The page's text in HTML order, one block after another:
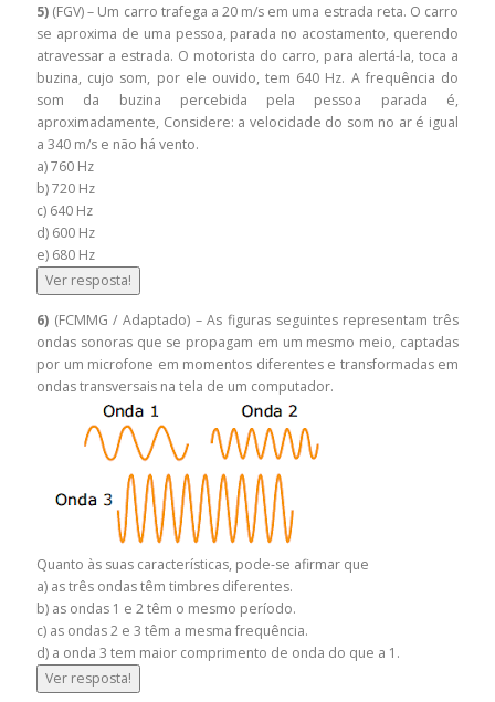
5) (FGV) – Um carro trafega a 20 m/s em uma estrada reta. O carro
se aproxima de uma pessoa, parada no acostamento, querendo
atravessar a estrada. O motorista do carro, para alertá-la, toca a
buzina, cujo som, por ele ouvido, tem 640 Hz. A frequência do
som da buzina percebida pela pessoa parada é,
aproximadamente, Considere: a velocidade do som no ar é igual
a 340 m/s e não há vento.
a) 760 Hz
b) 720 Hz
c) 640 Hz
d) 600 Hz
e) 680 Hz
Ver resposta!
6) (FCMMG / Adaptado) – As figuras seguintes representam três
ondas sonoras que se propagam em um mesmo meio, captadas
por um microfone em momentos diferentes e transformadas em
ondas transversais na tela de um computador.
Quanto às suas características, pode-se afirmar que
a) as três ondas têm timbres diferentes.
b) as ondas 1 e 2 têm o mesmo período.
c) as ondas 2 e 3 têm a mesma frequência.
d) a onda 3 tem maior comprimento de onda do que a 1.
Ver resposta!